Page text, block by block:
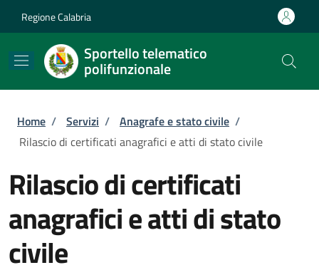
Regione Calabria
Sportello telematico
polifunzionale
Briciole di pane
Home / Servizi / Anagrafe e stato civile /
Rilascio di certificati anagrafici e atti di stato civile
Rilascio di certificati
anagrafici e atti di stato
civile